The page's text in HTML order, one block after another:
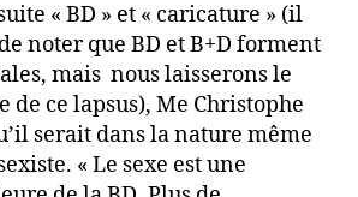
« BD » et « caricature » (il
noter que BD et B+D forment
mais nous laisserons le
de ce lapsus), Me Christophe
serait dans la nature même
« Le sexe est une